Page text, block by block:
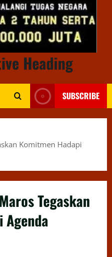
Heading
SUBSCRIBE
Komitmen Hadapi
Tegaskan
Agenda